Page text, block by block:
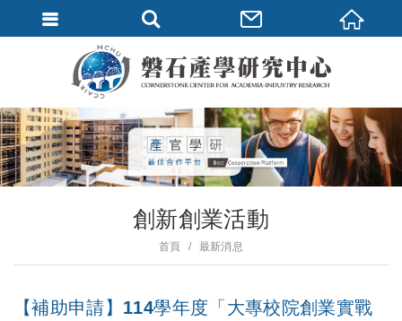
創新創業活動
首頁 最新消息
【補助申請】114學年度「大專校院創業實戰